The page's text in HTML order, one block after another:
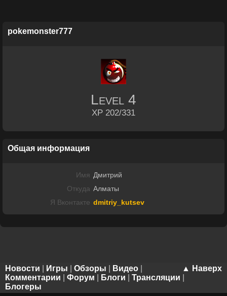
pokemonster777
Level 4
XP 202/331
Общая информация
Имя Дмитрий
Откуда Алматы
Я Вконтакте dmitriy_kutsev
▲ Наверх
Новости Игры Обзоры Видео
Комментарии
Форум Блоги Трансляции
Блогеры